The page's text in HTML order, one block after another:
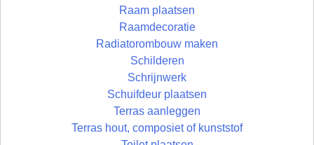
Raam plaatsen
Raamdecoratie
Radiatorombouw maken
Schilderen
Schrijnwerk
Schuifdeur plaatsen
Terras aanleggen
Terras hout, composiet of kunststof